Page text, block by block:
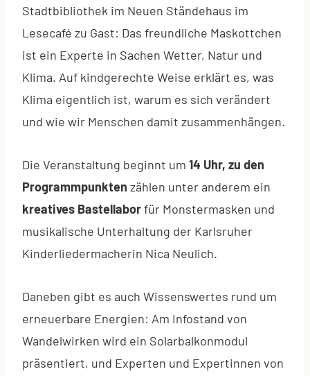
Stadtbibliothek im Neuen Ständehaus im
Lesecafé zu Gast: Das freundliche Maskottchen
ist ein Experte in Sachen Wetter, Natur und
Klima. Auf kindgerechte Weise erklärt es, was
Klima eigentlich ist, warum es sich verändert
und wie wir Menschen damit zusammenhängen.
Die Veranstaltung beginnt um 14 Uhr, zu den
Programmpunkten zählen unter anderem ein
kreatives Bastellaborfür Monstermasken und
musikalische Unterhaltung der Karlsruher
Kinderliedermacherin Nica Neulich.
Daneben gibt es auch Wissenswertes rund um
erneuerbare Energien: Am Infostand von
Wandelwirken wird ein Solarbalkonmodul
präsentiert, und Experten und Expertinnen von